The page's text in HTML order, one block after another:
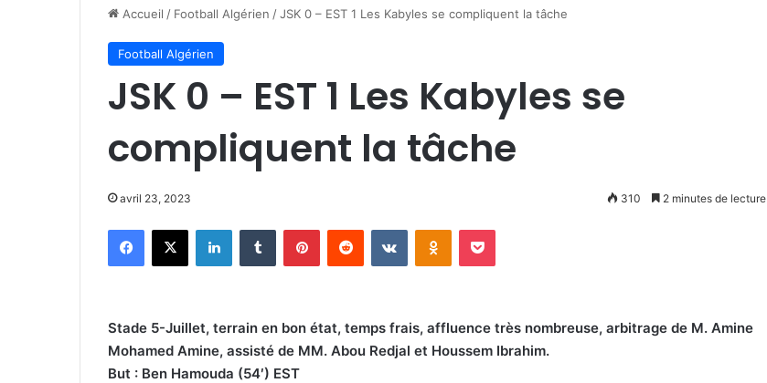
Accueil / Football Algérien /JSK 0 – EST 1 Les Kabyles se compliquent la tâche
Football Algérien
JSK 0 – EST 1 Les Kabyles se
compliquent la tâche
avril 23, 2023 310 2 minutes de lecture
Facebook
X LinkedinTumblr PinterestReddit VKontakteOdnoklassniki
Pocket
Stade 5-Juillet, terrain en bon état, temps frais, affluence très nombreuse, arbitrage de M. Amine
Mohamed Amine, assisté de MM. Abou Redjal et Houssem Ibrahim.
But : Ben Hamouda (54′) EST